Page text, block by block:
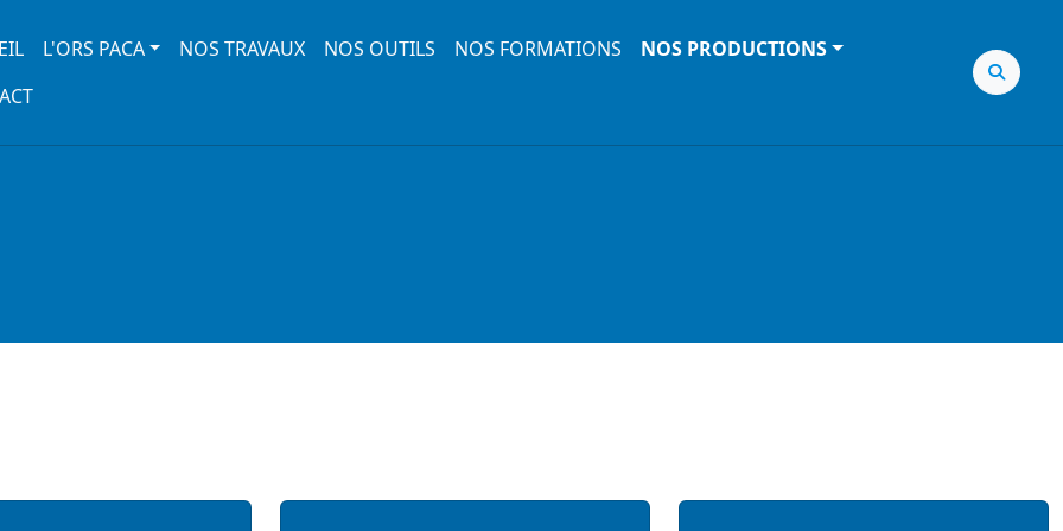
navigation
L'ORS PACA NOS TRAVAUX NOS OUTILS NOS FORMATIONS
NOS PRODUCTIONS